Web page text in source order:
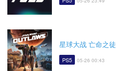
星球大战 亡命之徒
PS5 05-26 00:43